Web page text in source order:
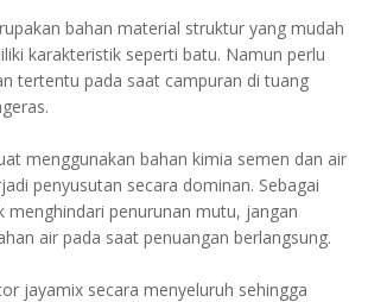
bahan material struktur yang mudah
karakteristik seperti batu. Namun perlu
tertentu pada saat campuran di tuang
menggunakan bahan kimia semen dan air
penyusutan secara dominan. Sebagai
menghindari penurunan mutu, jangan
air pada saat penuangan berlangsung.
jayamix secara menyeluruh sehingga